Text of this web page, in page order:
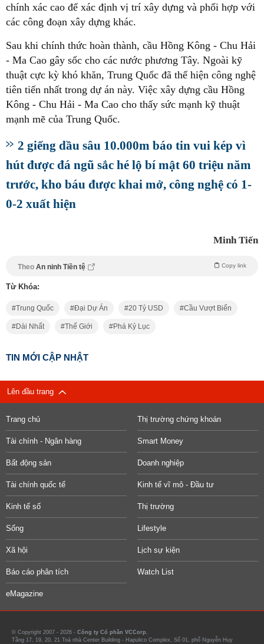
chính xác cao để xác định vị trí xây dựng và phối hợp với
các công đoạn xây dựng khác.
Sau khi chính thức hoàn thành, cầu Hồng Kông - Chu Hải
- Ma Cao gây sốc cho các nước phương Tây. Ngoài kỹ
thuật cực kỳ khó khăn, Trung Quốc đã thể hiện công nghệ
tiên tiến nhất trong dự án này. Việc xây dựng cầu Hồng
Kông - Chu Hải - Ma Cao cho thấy sức mạnh kỹ thuật
mạnh mẽ của Trung Quốc.
2 giếng dầu sâu 10.000m báo tin vui kép vì
hút được đá ngũ sắc hé lộ bí mật 60 triệu năm
trước, kho báu được khai mở, công nghệ có 1-
0-2 xuất hiện
Minh Tiến
Theo An ninh Tiền tệ Copy link
Từ Khóa:
Trung Quốc Đại Dự Án 20 Tỷ USD Cầu Vượt Biển
Dài Nhất Thế Giới Phá Kỷ Lục
TIN MỚI CẬP NHẬT
Lên đầu trang
Trang chủ Thị trường chứng khoán
Tài chính - Ngân hàng Smart Money
Bất động sản Doanh nghiệp
Tài chính quốc tế Kinh tế vĩ mô - Đầu tư
Kinh tế số Thị trường
Sống Lifestyle
Xã hội Lịch sự kiện
Báo cáo phân tích Watch List
eMagazine
© Copyright 2007 - 2026 - Công ty Cổ phần VCCorp.
Tầng 17, 19, 20, 21 Toà nhà Center Building - Hapulico Complex, Số 01, phố Nguyễn Huy